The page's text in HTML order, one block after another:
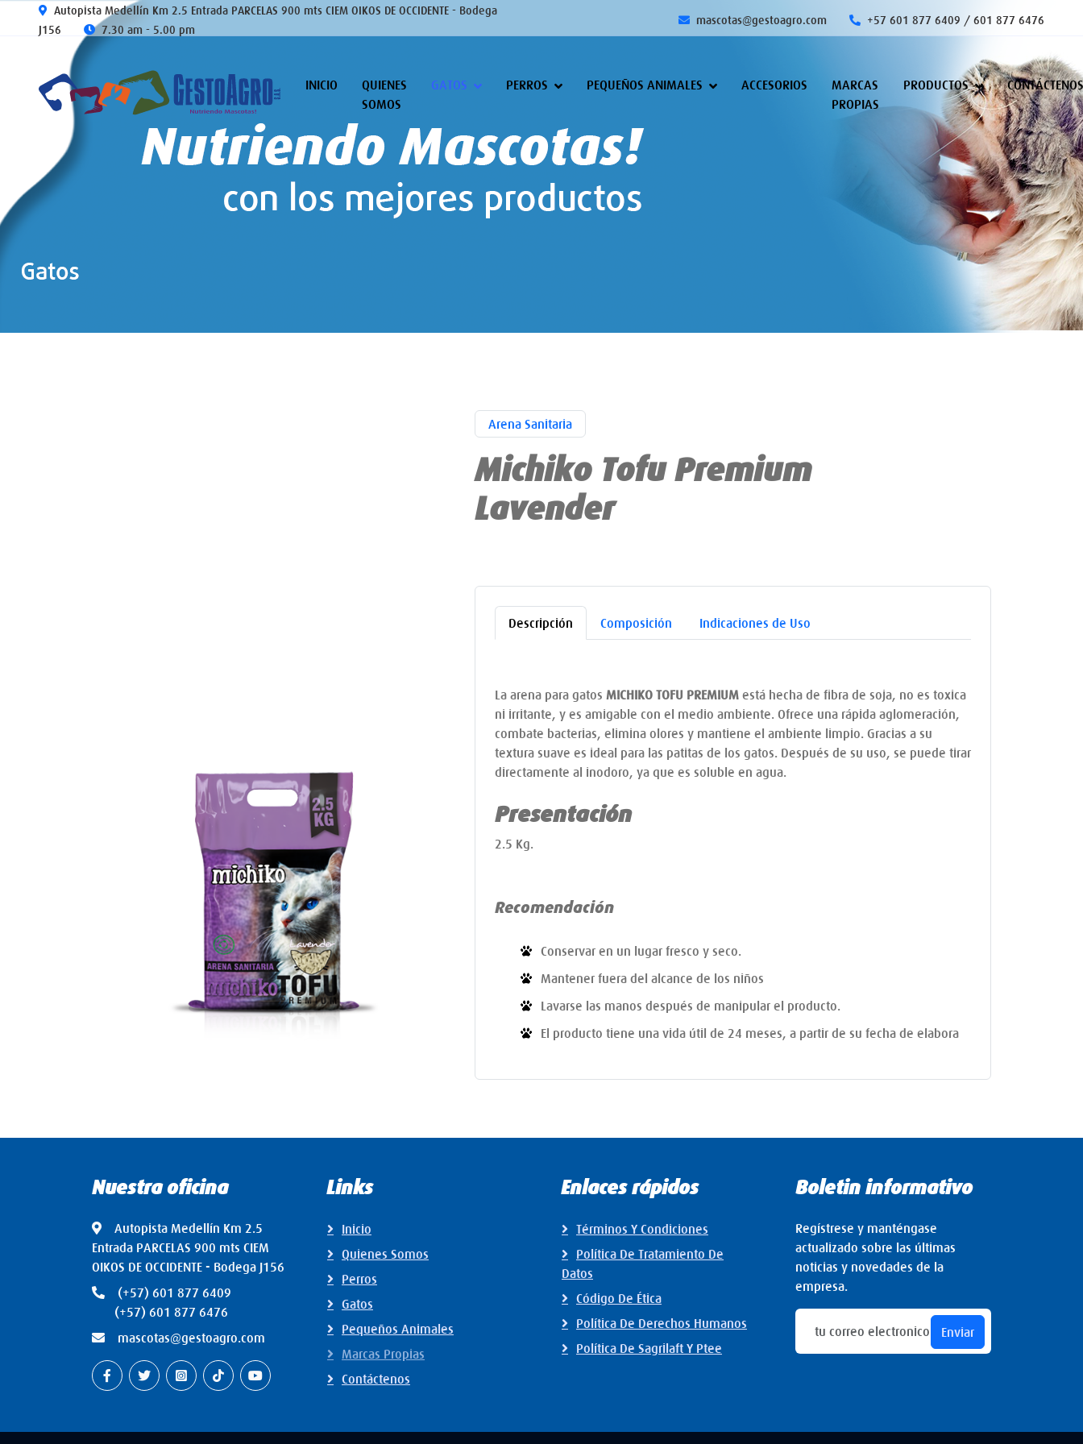
Autopista Medellín Km 2.5 Entrada PARCELAS 900 mts CIEM OIKOS DE OCCIDENTE - Bodega
J156
7.30 am - 5.00 pm
mascotas@gestoagro.com +57 601 877 6409 / 601 877 6476
INICIO
QUIENES
SOMOS
GATOS PERROS PEQUEÑOS ANIMALES ACCESORIOS
MARCAS
PROPIAS
PRODUCTOS CONTÁCTENOS
Arena Sanitaria
Michiko Tofu Premium
Lavender
Descripción Composición Indicaciones de Uso
La arena para gatos MICHIKO TOFU PREMIUM está hecha de fibra de soja, no es toxica
ni irritante, y es amigable con el medio ambiente. Ofrece una rápida aglomeración,
combate bacterias, elimina olores y mantiene el ambiente limpio. Gracias a su
textura suave es ideal para las patitas de los gatos. Después de su uso, se puede tirar
directamente al inodoro, ya que es soluble en agua.
Presentación
2.5 Kg.
Recomendación
Conservar en un lugar fresco y seco.
Mantener fuera del alcance de los niños
Lavarse las manos después de manipular el producto.
El producto tiene una vida útil de 24 meses, a partir de su fecha de elabora
Nuestra oficina
Autopista Medellín Km 2.5
Entrada PARCELAS 900 mts CIEM
OIKOS DE OCCIDENTE - Bodega J156
(+57) 601 877 6409
(+57) 601 877 6476
mascotas@gestoagro.com
Links
Inicio
Quienes Somos
Perros
Gatos
Pequeños Animales
Marcas Propias
Contáctenos
Enlaces rápidos
Términos Y Condiciones
Política De Tratamiento De
Datos
Código De Ética
Política De Derechos Humanos
Política De Sagrilaft Y Ptee
Boletin informativo
Regístrese y manténgase
actualizado sobre las últimas
noticias y novedades de la
empresa.
Enviar